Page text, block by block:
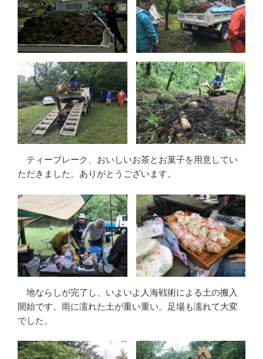
ティーブレーク、おいしいお茶とお菓子を用意してい
ただきました。ありがとうございます。
地ならしが完了し、いよいよ人海戦術による土の搬入
開始です。雨に濡れた土が重い重い。足場も濡れて大変
でした。